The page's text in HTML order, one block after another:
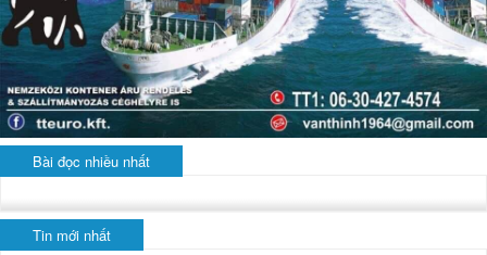
Bài đọc nhiều nhất
Tin mới nhất